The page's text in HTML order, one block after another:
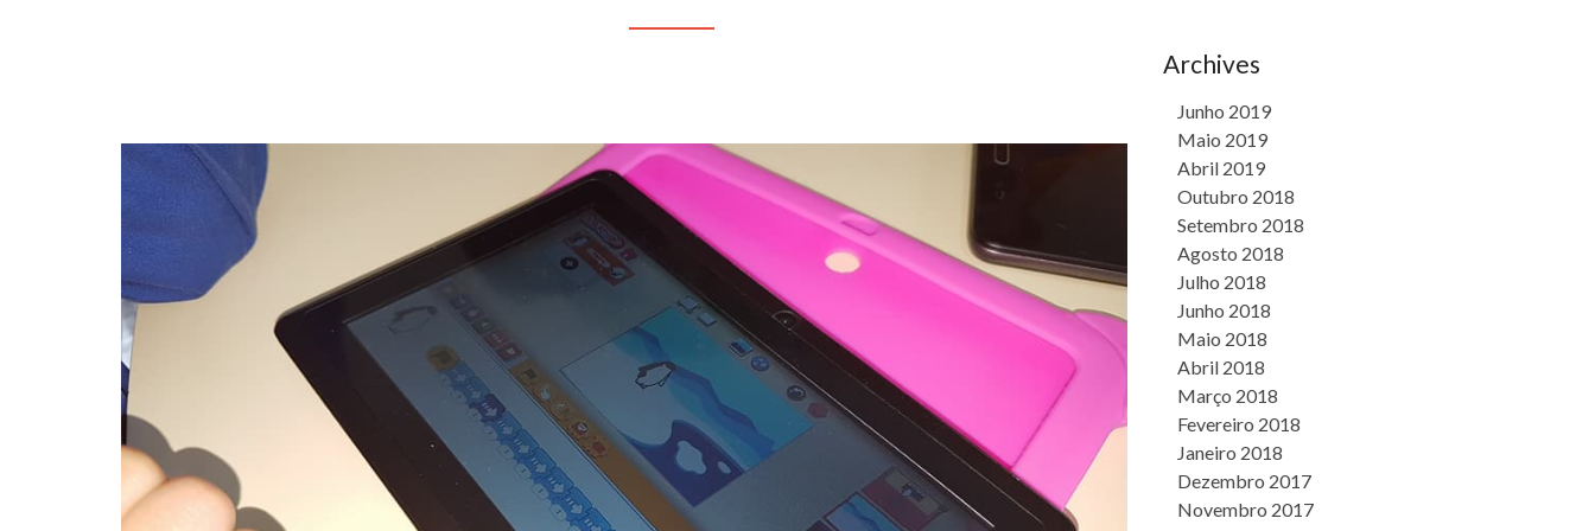
Archives
Junho 2019
Maio 2019
Abril 2019
Outubro 2018
Setembro 2018
Agosto 2018
Julho 2018
Junho 2018
Maio 2018
Abril 2018
Março 2018
Fevereiro 2018
Janeiro 2018
Dezembro 2017
Novembro 2017